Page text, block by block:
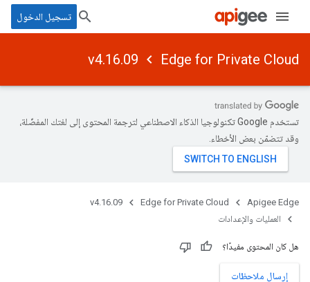
تسجيل الدخول
Edge for Private Cloud
v4.16.09
تستخدم Google تكنولوجيا الذكاء الاصطناعي لترجمة المحتوى إلى لغتك المفضّلة،
وقد تتضمّن بعض الأخطاء.
Apigee Edge
Edge for Private Cloud
v4.16.09
العمليات والإعدادات
هل كان المحتوى مفيدًا؟
إرسال ملاحظات